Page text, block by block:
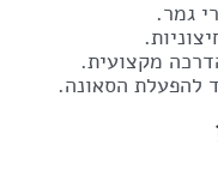
גמר.
מקצועית.
להפעלת הסאונה.